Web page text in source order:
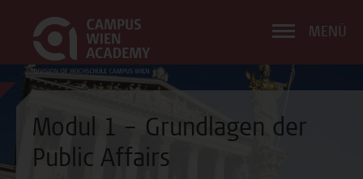
MENÜ
Modul 1 – Grundlagen der
Public Affairs